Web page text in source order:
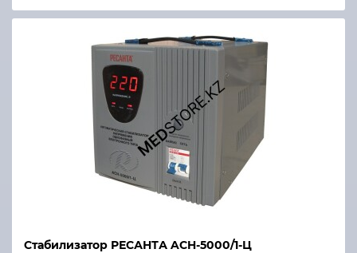
Стабилизатор РЕСАНТА ACH-5000/1-Ц